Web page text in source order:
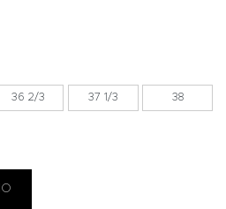
36 2/3 37 1/3 38